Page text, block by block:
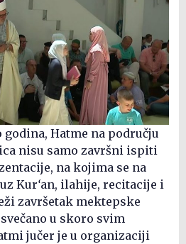
Hatme na području
nisu samo završni ispiti
na kojima se na
Kur‘an, ilahije, recitacije i
završetak mektepske
u skoro svim
jučer je u organizaciji